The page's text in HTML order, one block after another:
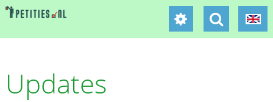
Updates